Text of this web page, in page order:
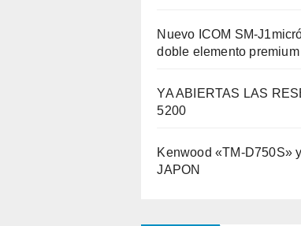
Nuevo ICOM SM-
doble elemento premium
YA ABIERTAS LAS
5200
Kenwood «TM-D750S»
JAPON